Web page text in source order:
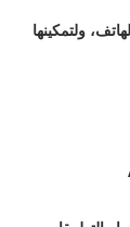
ولتمكينها